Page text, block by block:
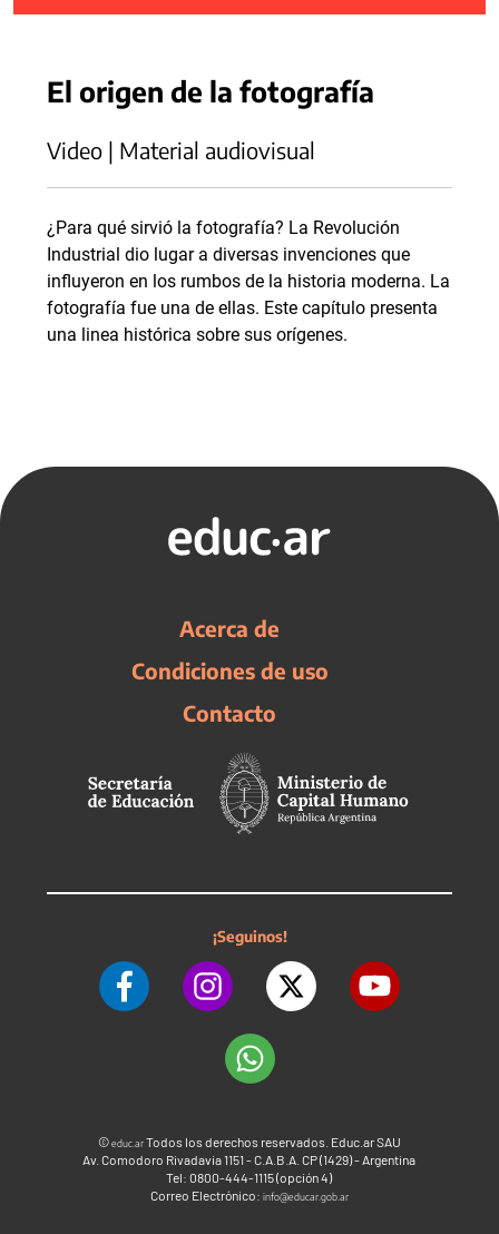
El origen de la fotografía
Video | Material audiovisual
¿Para qué sirvió la fotografía? La Revolución
Industrial dio lugar a diversas invenciones que
influyeron en los rumbos de la historia moderna. La
fotografía fue una de ellas. Este capítulo presenta
una linea histórica sobre sus orígenes.
Acerca de
Condiciones de uso
Contacto
¡Seguinos!
©educ.arTodos los derechos reservados. Educ.ar SAU
Av. Comodoro Rivadavia 1151 - C.A.B.A. CP (1429) - Argentina
Tel: 0800-444-1115 (opción 4)
Correo Electrónico: info@educar.gob.ar